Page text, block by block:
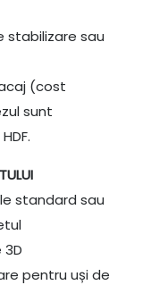
stabilizare sau
(cost
sunt
standard sau
pentru uși de